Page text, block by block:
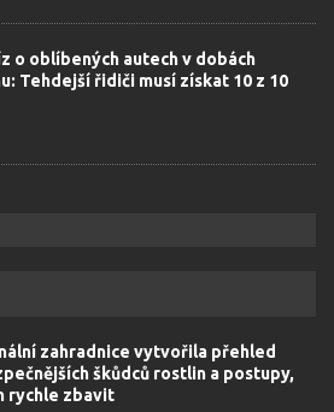
o oblíbených autech v dobách
Tehdejší řidiči musí získat 10 z 10
zahradnice vytvořila přehled
škůdců rostlin a postupy,
rychle zbavit